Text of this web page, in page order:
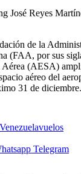
José Reyes
de la
(FAA, por sus
(AESA)
aéreo del
31 de diciembre.
Venezuelavuelos
Telegram